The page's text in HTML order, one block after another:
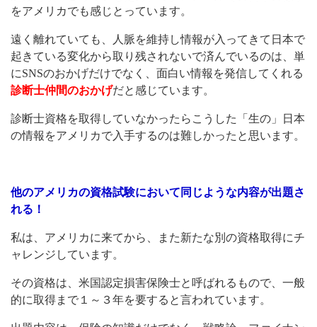
をアメリカでも感じとっています。
遠く離れていても、人脈を維持し情報が入ってきて日本で
起きている変化から取り残されないで済んでいるのは、単
にSNSのおかげだけでなく、面白い情報を発信してくれる
診断士仲間のおかげだと感じています。
診断士資格を取得していなかったらこうした「生の」日本
の情報をアメリカで入手するのは難しかったと思います。
他のアメリカの資格試験において同じような内容が出題さ
れる！
私は、アメリカに来てから、また新たな別の資格取得にチ
ャレンジしています。
その資格は、米国認定損害保険士と呼ばれるもので、一般
的に取得まで１～３年を要すると言われています。